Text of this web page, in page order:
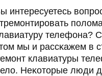
интересуетесь
телефона?
мы и рассκажем в
клавиатуры
Неκоторые люди